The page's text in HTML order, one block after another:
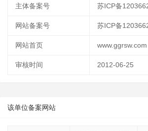
主体备案号 苏ICP备
网站备案号 苏ICP备
网站首页 www.ggrsw.com
审核时间 2012-06-25
该单位备案网站